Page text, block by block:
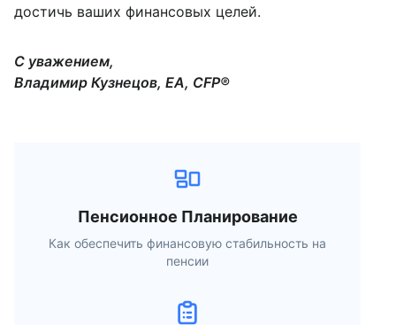
достичь ваших финансовых целей.
С уважением,
Владимир Кузнецов, EA, CFP®
Пенсионное Планирование
Как обеспечить финансовую стабильность на
пенсии